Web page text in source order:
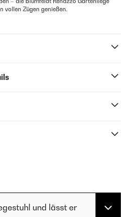
vollen Zügen genießen.
und lässt er